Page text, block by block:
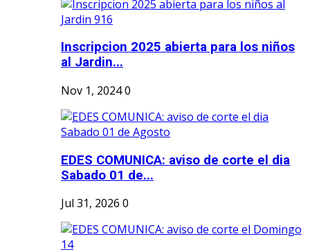
Inscripcion 2025 abierta para los niños
al Jardin...
Nov 1, 20240
EDES COMUNICA: aviso de corte el dia
Sabado 01 de...
Jul 31, 2026 0